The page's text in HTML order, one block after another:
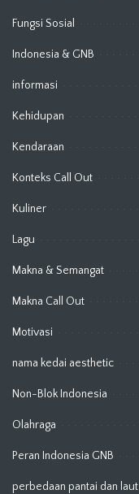
Fungsi Sosial
Indonesia & GNB
informasi
Kehidupan
Kendaraan
Konteks Call Out
Kuliner
Lagu
Makna & Semangat
Makna Call Out
Motivasi
nama kedai aesthetic
Non-Blok Indonesia
Olahraga
Peran Indonesia GNB
perbedaan pantai dan laut